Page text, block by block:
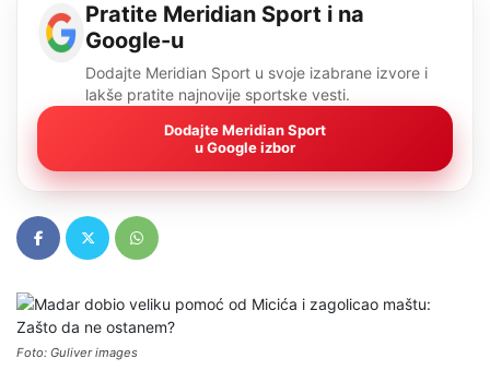
Pratite Meridian Sport i na
Google-u
Dodajte Meridian Sport u svoje izabrane izvore i
lakše pratite najnovije sportske vesti.
Dodajte Meridian Sport
u Google izbor
Foto: Guliver images